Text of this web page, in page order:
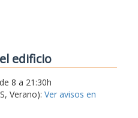
edificio
8 a 21:30h
Verano): Ver avisos en